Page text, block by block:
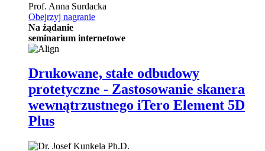
Prof. Anna Surdacka
Obejrzyj nagranie
Na żądanie
seminarium internetowe
Drukowane, stałe odbudowy
protetyczne - Zastosowanie skanera
wewnątrzustnego iTero Element 5D
Plus